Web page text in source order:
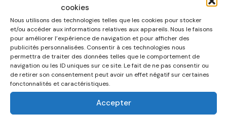
cookies
Nous utilisons des technologies telles que les cookies pour stocker
et/ou accéder aux informations relatives aux appareils. Nous le faisons
pour améliorer l’expérience de navigation et pour afficher des
publicités personnalisées. Consentir à ces technologies nous
permettra de traiter des données telles que le comportement de
navigation ou les ID uniques sur ce site. Le fait de ne pas consentir ou
de retirer son consentement peut avoir un effet négatif sur certaines
fonctonnalités et caractéristiques.
Accepter
Formation en ligne